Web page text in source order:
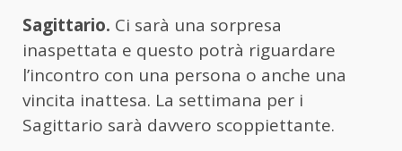
Sagittario. Ci sarà una sorpresa
inaspettata e questo potrà riguardare
l’incontro con una persona o anche una
vincita inattesa. La settimana per i
Sagittario sarà davvero scoppiettante.